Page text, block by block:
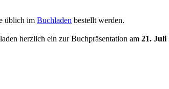
üblich im Buchladen bestellt werden.
herzlich ein zur Buchpräsentation am 21. Juli